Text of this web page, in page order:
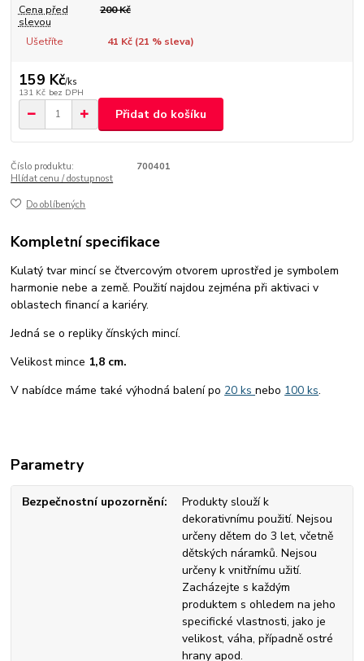
Cena před
slevou
200 Kč
Ušetříte 41 Kč (21 % sleva)
159 Kč/ks
131 Kč bez DPH
Přidat do košíku
Číslo produktu:
700401
Hlídat cenu / dostupnost
Do oblíbených
Kompletní specifikace
Kulatý tvar mincí se čtvercovým otvorem uprostřed je symbolem
harmonie nebe a země. Použití najdou zejména při aktivaci v
oblastech financí a kariéry.
Jedná se o repliky čínských mincí.
Velikost mince 1,8 cm.
V nabídce máme také výhodná balení po 20 ksnebo 100 ks.
Parametry
Bezpečnostní upozornění
Produkty slouží k
dekorativnímu použití. Nejsou
určeny dětem do 3 let, včetně
dětských náramků. Nejsou
určeny k vnitřnímu užití.
Zacházejte s každým
produktem s ohledem na jeho
specifické vlastnosti, jako je
velikost, váha, případně ostré
hrany apod.